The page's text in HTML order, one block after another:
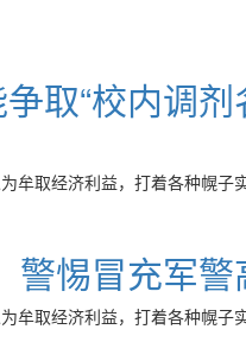
取“校内调
牟取经济利益，打着各种幌子
警惕冒充军
牟取经济利益，打着各种幌子